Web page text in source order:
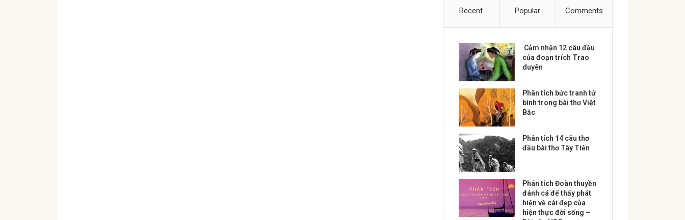
Recent Popular Comments
Cảm nhận 12 câu đầu
của đoạn trích Trao
duyên
Phân tích bức tranh tứ
bình trong bài thơ Việt
Bắc
Phân tích 14 câu thơ
đầu bài thơ Tây Tiến
Phân tích Đoàn thuyền
đánh cá để thấy phát
hiện về cái đẹp của
hiện thực đời sống –